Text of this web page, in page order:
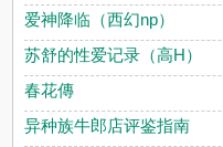
爱神降临（西幻np）
苏舒的性爱记录（高H）
春花傳
异种族牛郎店评鉴指南